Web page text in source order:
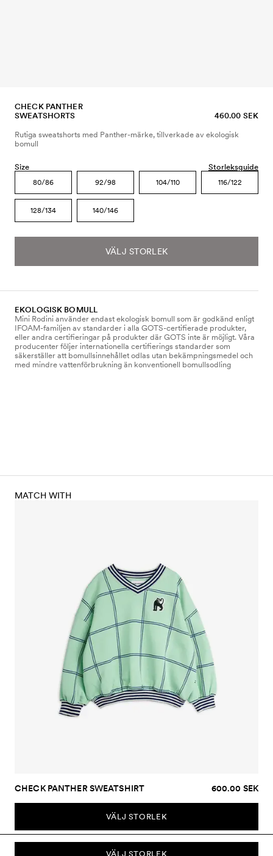
CHECK PANTHER
SWEATSHORTS
460.00 SEK
Rutiga sweatshorts med Panther-märke, tillverkade av ekologisk
bomull
Size Storleksguide
80/86 92/98 104/110 116/122
128/134 140/146
VÄLJ STORLEK
EKOLOGISK BOMULL
Mini Rodini använder endast ekologisk bomull som är godkänd enligt
IFOAM-familjen av standarder i alla GOTS-certifierade produkter,
eller andra certifieringar på produkter där GOTS inte är möjligt. Våra
producenter följer internationella certifierings standarder som
säkerställer att bomullsinnehållet odlas utan bekämpningsmedel och
med mindre vattenförbrukning än konventionell bomullsodling
VÄLJ STORLEK
MATCH WITH
CHECK PANTHER SWEATSHIRT 600.00 SEK
VÄLJ STORLEK